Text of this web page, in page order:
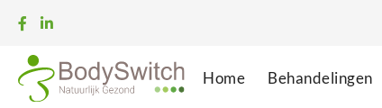
Home Behandelingen